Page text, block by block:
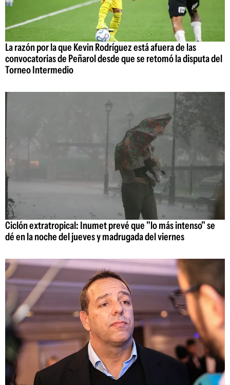
La razón por la que Kevin Rodríguez está afuera de las
convocatorias de Peñarol desde que se retomó la disputa del
Torneo Intermedio
Ciclón extratropical: Inumet prevé que "lo más intenso" se
dé en la noche del jueves y madrugada del viernes